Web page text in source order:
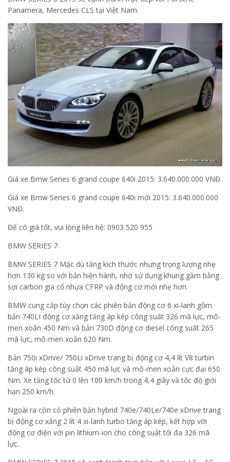
Panamera, Mercedes CLS tại Việt Nam.
Giá xe Bmw Series 6 grand coupe 640i 2015: 3.640.000.000 VNĐ.
Giá xe Bmw Series 6 grand coupe 640i mới 2015: 3.640.000.000
VNĐ.
Để có giá tốt, vui lòng liên hệ: 0903 520 955
BMW SERIES 7:
BMW SERIES 7 Mặc dù tăng kích thước nhưng trọng lượng nhẹ
hơn 130 kg so với bản hiện hành, nhờ sử dụng khung gầm bằng
sợi carbon gia cố nhựa CFRP và động cơ mới nhẹ hơn.
BMW cung cấp tùy chọn các phiên bản động cơ 6 xi-lanh gồm
bản 740LI động cơ xăng tăng áp kép công suất 326 mã lực, mô-
men xoắn 450 Nm và bản 730D động cơ diesel công suất 265
mã lực, mô-men xoắn 620 Nm.
Bản 750i xDrive/ 750Li xDrive trang bị động cơ 4,4 lít V8 turbin
tăng áp kép công suất 450 mã lực và mô-men xoắn cực đại 650
Nm. Xe tăng tốc từ 0 lên 100 km/h trong 4,4 giây và tốc độ giới
hạn 250 km/h.
Ngoài ra còn có phiên bản hybrid 740e/740Le/740e xDrive trang
bị động cơ xăng 2 lít 4 xi-lanh turbo tăng áp kép, kết hợp với
động cơ điện với pin lithium-ion cho công suất tối đa 326 mã
lực.